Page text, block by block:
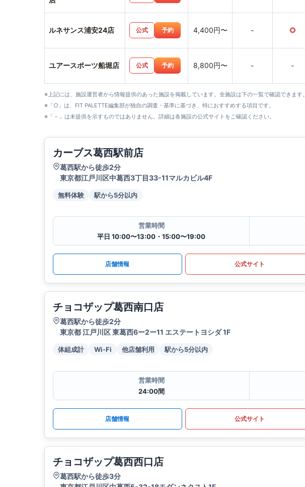
ルネサンス浦安24店 公式 予約 4,400円〜 - ○
ユアースポーツ船堀店 公式 予約 8,800円〜 - -
※上記には、施設運営者から情報提供のあった施設を掲載しています。全施設は下の一覧で確認できます。
※「○」は、FIT PALETTE編集部が独自の調査・基準に基づき、特におすすめする項目です。
※「－」は未提供を示すものではありません。詳細は各施設の公式サイトをご確認ください。
カーブス葛西駅前店
葛西駅から徒歩2分
東京都江戸川区中葛西3丁目33-11マルカビル4F
無料体験 駅から5分以内
営業時間
平日 10:00〜13:00・15:00〜19:00
店舗情報 公式サイト
チョコザップ葛西南口店
葛西駅から徒歩2分
東京都 江戸川区 東葛西6ー2ー11 エステートヨシダ 1F
体組成計 Wi-Fi 他店舗利用 駅から5分以内
営業時間
24:00間
店舗情報 公式サイト
チョコザップ葛西西口店
葛西駅から徒歩3分